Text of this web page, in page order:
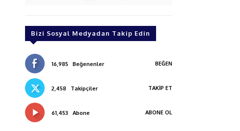
Bizi Sosyal Medyadan Takip Edin
16,985 Beğenenler BEĞEN
2,458 Takipçiler TAKIP ET
61,453 Abone ABONE OL